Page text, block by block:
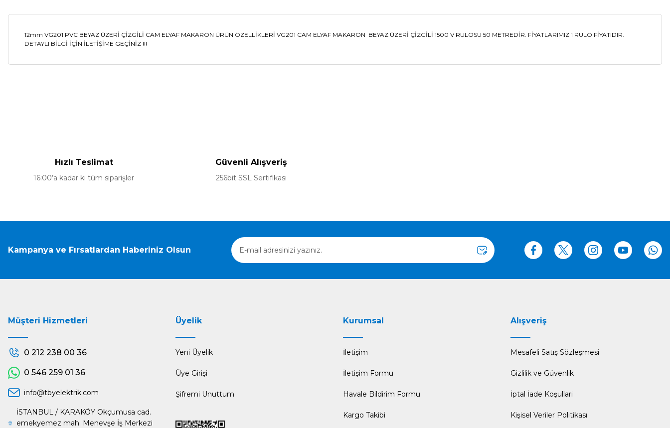
12mm VG201 PVC BEYAZ ÜZERİ ÇİZGİLİ CAM ELYAF MAKARON ÜRÜN ÖZELLİKLERİ VG201 CAM ELYAF MAKARON BEYAZ ÜZERİ ÇİZGİLİ 1500 V RULOSU 50 METREDİR. FİYATLARIMIZ 1 RULO FİYATIDIR.
DETAYLI BİLGİ İÇİN İLETİŞİME GEÇİNİZ !!!
Ürün bilgilerinde hatalar bulunuyor.
Ürün fiyatı diğer sitelerden daha pahalı.
Hızlı Teslimat
16:00’a kadar ki tüm siparişler
Güvenli Alışveriş
256bit SSL Sertifikası
Kampanya ve Fırsatlardan Haberiniz Olsun
Müşteri Hizmetleri
0 212 238 00 36
0 546 259 01 36
info@tbyelektrik.com
İSTANBUL / KARAKÖY Okçumusa cad.
emekyemez mah. Menevşe İş Merkezi
Üyelik
Yeni Üyelik
Üye Girişi
Şifremi Unuttum
Kurumsal
İletişim
İletişim Formu
Havale Bildirim Formu
Kargo Takibi
Alışveriş
Mesafeli Satış Sözleşmesi
Gizlilik ve Güvenlik
İptal İade Koşullari
Kişisel Veriler Politikası